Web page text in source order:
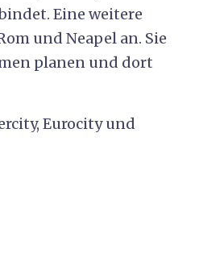
Eine weitere
und Neapel an. Sie
planen und dort
Eurocity und